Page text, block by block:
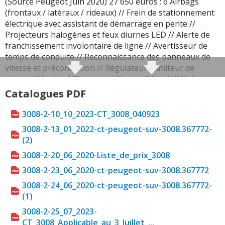
(frontaux / latéraux / rideaux) // Frein de stationnement
électrique avec assistant de démarrage en pente //
Projecteurs halogènes et feux diurnes LED // Alerte de
franchissement involontaire de ligne // Avertisseur de
temps de conduite // Reconnaissance des panneaux de
vitesse et préconisation // Régulateur / limiteur de
vitesse // Jantes 17'' avec enjoliveurs 'Miami' // Volant
cuir // Nouveau Peugeot i-Cockpit® avec dalle
numérique tête haute // Air conditionné manuel // Lève-
vitres avant et arrière électriques et séquentiels avec
dégivrants // Plancher de coffre deux positions // Sellerie
Tissu 'Meco' // Réglage en hauteur du siège conducteur
// Radio avec écran LCD, 6 haut-parleurs, MP3,
Bluetooth, kit mains libres, 1 prise USB
Active
De 29 750 à 34 000 euros : Projecteurs antibrouillard //
Aide au stationnement arrière // Jantes alliage 17"
'Chicago' // Inserts d'ailes avant chromés // Volant
Catalogues PDF
3008-2-10_10_2023-CT_3008_040923
3008-2-13_01_2022-ct-peugeot-suv-3008.367772-
(2)
3008-2-20_06_2020-Liste_de_prix_3008
3008-2-23_06_2020-ct-peugeot-suv-3008.367772
3008-2-24_06_2020-ct-peugeot-suv-3008.367772-
(1)
3008-2-25_07_2023-
CT_3008_Applicable_au_3_Juillet_...